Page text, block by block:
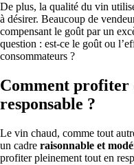
De plus, la qualité du vin
à désirer. Beaucoup de
compensant le goût par un
question : est-ce le goût ou
consommateurs ?
Comment profiter
responsable ?
Le vin chaud, comme tout
un cadre raisonnable et
profiter pleinement tout en